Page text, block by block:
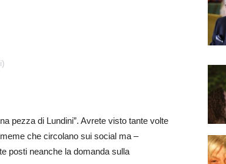
pezza di Lundini”. Avrete visto tante volte
che circolano sui social ma –
posti neanche la domanda sulla